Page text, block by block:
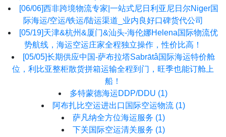
[06/06]西非跨境物流专家|一站式尼日利亚尼日尔Niger国
际海运/空运/铁运/陆运渠道_业内良好口碑货代公司
[05/19]天津&杭州&厦门&汕头-海伦娜Helena国际物流优
势航线，海运空运庄家全程独立操作，性价比高！
[05/05]长期供应中国-萨布拉塔Sabrātâ国际海运特价舱
位，利比亚整柜散货拼箱运输全程到门，旺季也能订舱上
船！
多特蒙德海运DDP/DDU (1)
阿布扎比空运进出口国际空运物流 (1)
萨凡纳全方位海运服务 (1)
下关国际空运清关服务 (1)